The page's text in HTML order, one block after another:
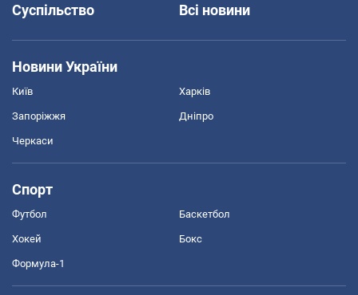
Суспільство
Всі новини
Новини України
Київ Харків
Запоріжжя Дніпро
Черкаси
Спорт
Футбол Баскетбол
Хокей Бокс
Формула-1